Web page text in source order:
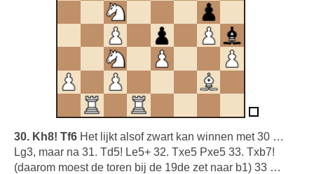
30. Kh8! Tf6 Het lijkt alsof zwart kan winnen met 30 …
Lg3, maar na 31. Td5! Le5+ 32. Txe5 Pxe5 33. Txb7!
(daarom moest de toren bij de 19de zet naar b1) 33 …